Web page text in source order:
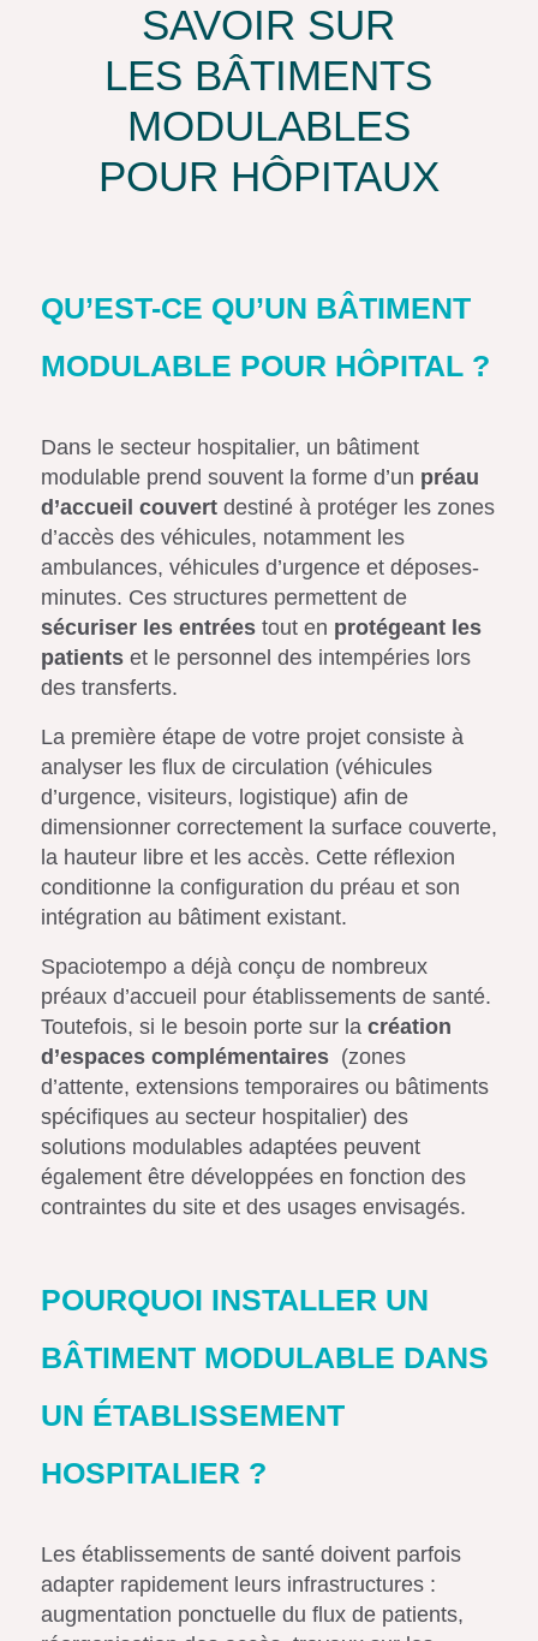
SAVOIR SUR
LES BÂTIMENTS
MODULABLES
POUR HÔPITAUX
QU’EST-CE QU’UN BÂTIMENT
MODULABLE POUR HÔPITAL ?
Dans le secteur hospitalier, un bâtiment
modulable prend souvent la forme d’un préau
d’accueil couvertdestiné à protéger les zones
d’accès des véhicules, notamment les
ambulances, véhicules d’urgence et déposes-
minutes. Ces structures permettent de
sécuriser les entréestout en protégeant les
patientset le personnel des intempéries lors
des transferts.
La première étape de votre projet consiste à
analyser les flux de circulation (véhicules
d’urgence, visiteurs, logistique) afin de
dimensionner correctement la surface couverte,
la hauteur libre et les accès. Cette réflexion
conditionne la configuration du préau et son
intégration au bâtiment existant.
Spaciotempo a déjà conçu de nombreux
préaux d’accueil pour établissements de santé.
Toutefois, si le besoin porte sur la création
d’espaces complémentaires(zones
d’attente, extensions temporaires ou bâtiments
spécifiques au secteur hospitalier) des
solutions modulables adaptées peuvent
également être développées en fonction des
contraintes du site et des usages envisagés.
POURQUOI INSTALLER UN
BÂTIMENT MODULABLE DANS
UN ÉTABLISSEMENT
HOSPITALIER ?
Les établissements de santé doivent parfois
adapter rapidement leurs infrastructures :
augmentation ponctuelle du flux de patients,